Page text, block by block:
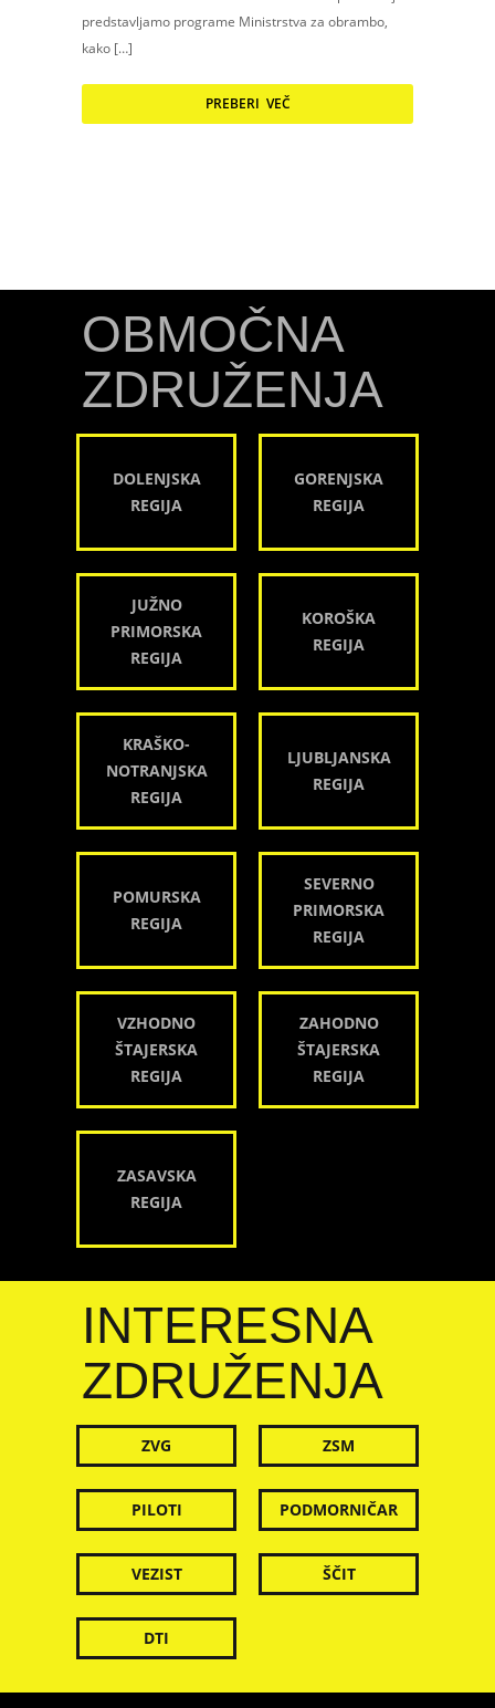
predstavljamo programe Ministrstva za obrambo,
kako […]
PREBERI VEČ
OBMOČNA
ZDRUŽENJA
DOLENJSKA
REGIJA
GORENJSKA
REGIJA
JUŽNO
PRIMORSKA
REGIJA
KOROŠKA
REGIJA
KRAŠKO-
NOTRANJSKA
REGIJA
LJUBLJANSKA
REGIJA
POMURSKA
REGIJA
SEVERNO
PRIMORSKA
REGIJA
VZHODNO
ŠTAJERSKA
REGIJA
ZAHODNO
ŠTAJERSKA
REGIJA
ZASAVSKA
REGIJA
INTERESNA
ZDRUŽENJA
ZVG ZSM
PILOTI PODMORNIČAR
VEZIST ŠČIT
DTI